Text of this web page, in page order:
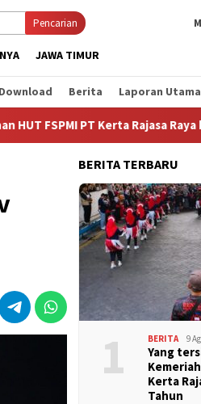
Pencarian
JAWA TIMUR
Download Berita Laporan Utama
Rajasa Raya ke 2 Tahun
BERITA TERBARU
1 BERITA 9
Yang
Kerta
Tahun